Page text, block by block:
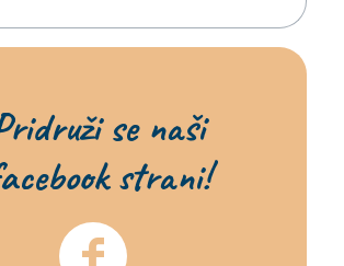
se naši
strani!